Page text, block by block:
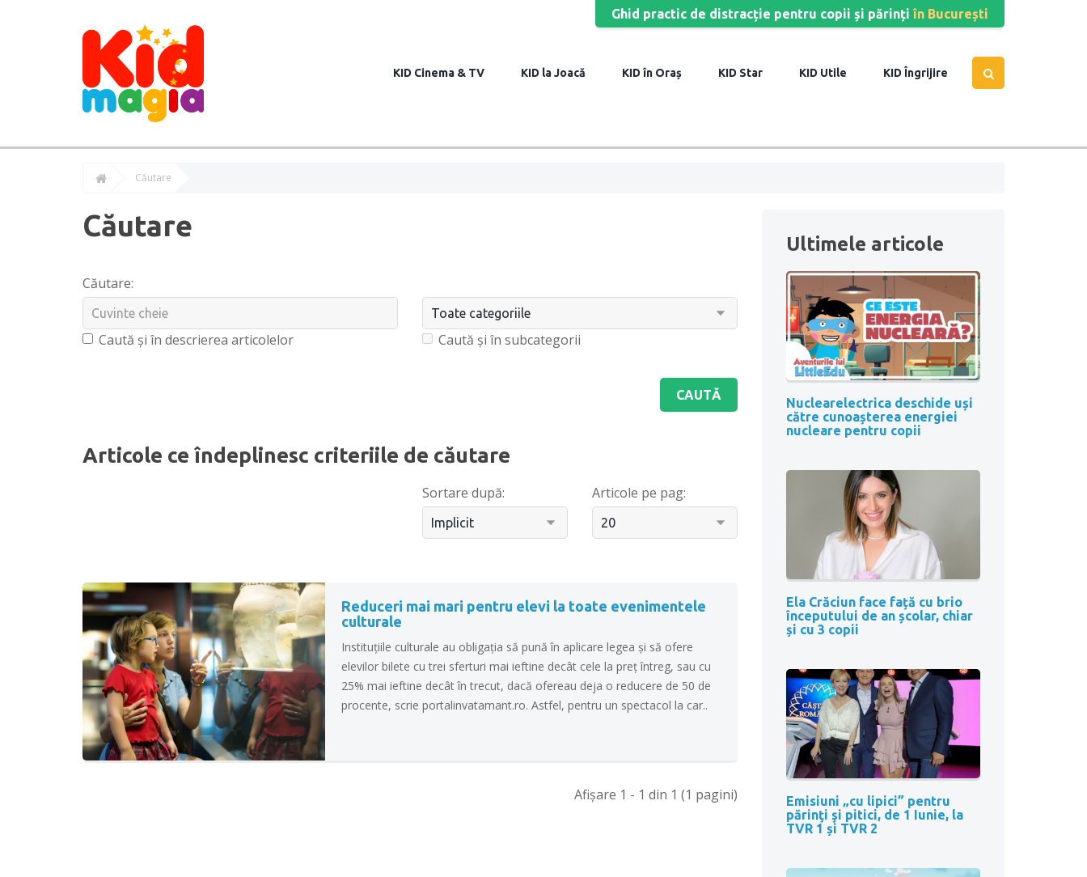
Ghid practic de distracție pentru copii și părinți în București
Cinema & TV la Joacă în Oraș Star Utile Îngrijire
Căutare
Căutare
Căutare:
Caută și în descrierea articolelor Caută și în subcategorii
Articole ce îndeplinesc criteriile de căutare
Sortare după: Articole pe pag:
Reduceri mai mari pentru elevi la toate evenimentele
culturale
Instituţiile culturale au obligaţia să pună în aplicare legea şi să ofere
elevilor bilete cu trei sferturi mai ieftine decât cele la preţ întreg, sau cu
25% mai ieftine decât în trecut, dacă ofereau deja o reducere de 50 de
procente, scrie portalinvatamant.ro. Astfel, pentru un spectacol la car..
Afişare 1 - 1 din 1 (1 pagini)
Ultimele articole
Nuclearelectrica deschide uși
către cunoașterea energiei
nucleare pentru copii
Ela Crăciun face față cu brio
începutului de an școlar, chiar
și cu 3 copii
Emisiuni „cu lipici” pentru
părinţi şi pitici, de 1 Iunie, la
TVR 1 și TVR 2